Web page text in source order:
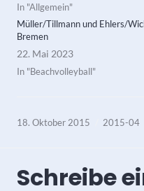
In "Allgemein"
Müller/Tillmann und Ehlers/
Bremen
22. Mai 2023
In "Beachvolleyball"
18. Oktober 2015 2015-04
Schreibe